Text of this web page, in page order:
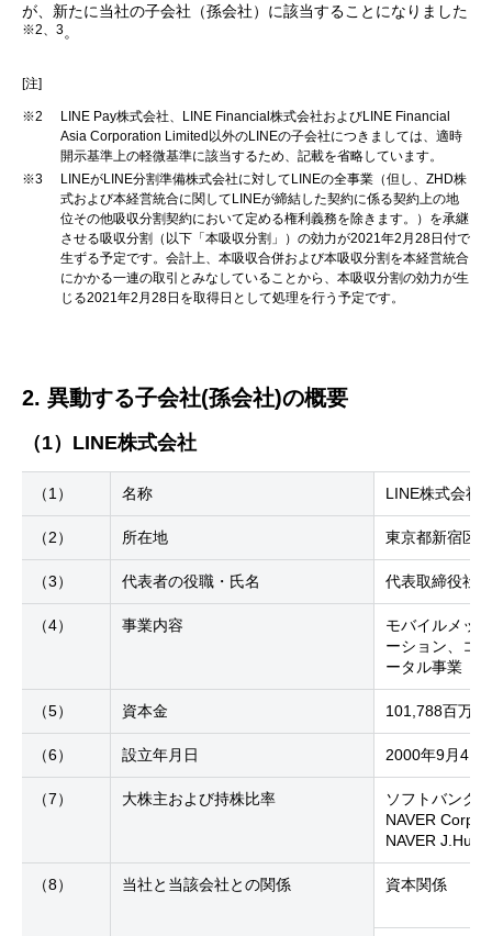
が、新たに当社の子会社（孫会社）に該当することになりました
※2、3。
[注]
※2
LINE Pay株式会社、LINE Financial株式会社およびLINE Financial
Asia Corporation Limited以外のLINEの子会社につきましては、適時
開示基準上の軽微基準に該当するため、記載を省略しています。
※3
LINEがLINE分割準備株式会社に対してLINEの全事業（但し、ZHD株
式および本経営統合に関してLINEが締結した契約に係る契約上の地
位その他吸収分割契約において定める権利義務を除きます。）を承継
させる吸収分割（以下「本吸収分割」）の効力が2021年2月28日付で
生ずる予定です。会計上、本吸収合併および本吸収分割を本経営統合
にかかる一連の取引とみなしていることから、本吸収分割の効力が生
じる2021年2月28日を取得日として処理を行う予定です。
2. 異動する子会社(孫会社)の概要
（1）LINE株式会社
（1） 名称 LINE株式会社
（2） 所在地 東京都新宿区
（3） 代表者の役職・氏名 代表取締役社
（4） 事業内容
モバイルメッ
ーション、コ
ータル事業
（5） 資本金 101,788百万
（6） 設立年月日 2000年9月4日
（7） 大株主および持株比率
ソフトバンク
NAVER
NAVER J.Hub
（8） 当社と当該会社との関係 資本関係